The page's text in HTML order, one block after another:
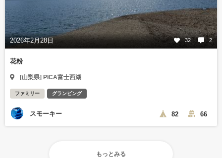
2026年2月28日 32 2
花粉
[山梨県] PICA富士西湖
ファミリー グランピング
スモーキー 82 66
もっとみる